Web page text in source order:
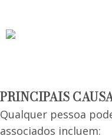
PRINCIPAIS
Qualquer pessoa
associados incluem: